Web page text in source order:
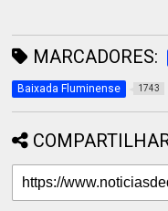
MARCADORES:
Baixada Fluminense 1743